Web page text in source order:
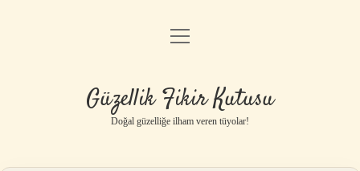
Anasayfa
Yasal Uyarı
menüyü
Güzellik Fikir Kutusu
Doğal güzelliğe ilham veren tüyolar!